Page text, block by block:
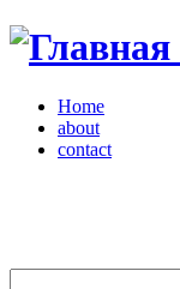
Home
about
contact